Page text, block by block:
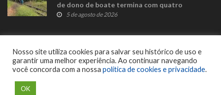
de dono de boate termina com quatro
condenações em Montenegro
5 de agosto de 2026
Nosso site utiliza cookies para salvar seu histórico de uso e
garantir uma melhor experiência. Ao continuar navegando
você concorda com a nossa política de cookies e privacidade.
OK